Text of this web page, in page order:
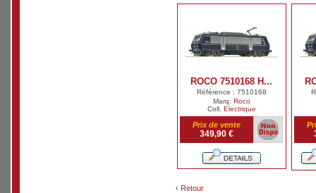
ROCO 7510168 H...
Référence : 7510168
Marq. Roco
Coll. Electrique
Prix de vente
349,90 €
‹ Retour